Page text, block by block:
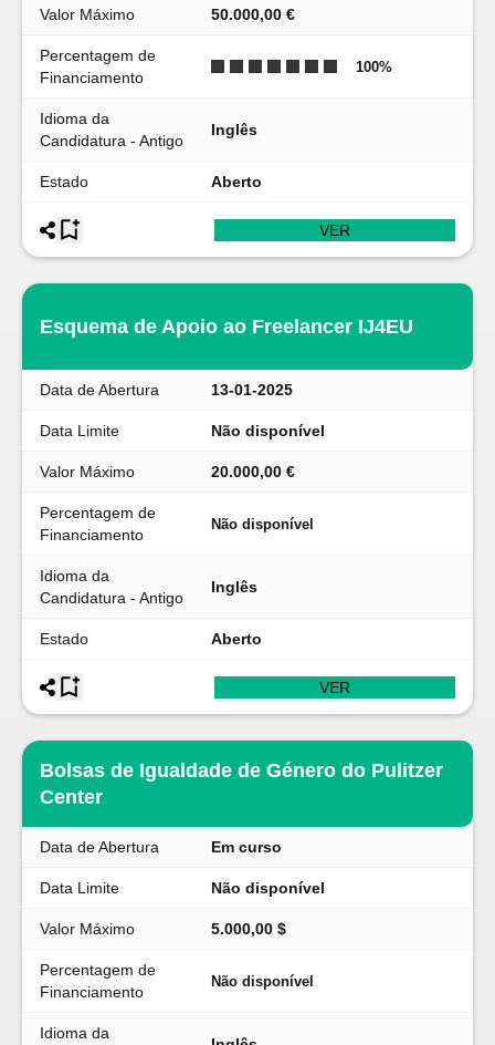
Valor Máximo 50.000,00 €
Percentagem de
Financiamento
100%
Idioma da
Candidatura - Antigo
Inglês
Estado Aberto
VER
Esquema de Apoio ao Freelancer IJ4EU
Data de Abertura 13-01-2025
Data Limite Não disponível
Valor Máximo 20.000,00 €
Percentagem de
Financiamento
Não disponível
Idioma da
Candidatura - Antigo
Inglês
Estado Aberto
VER
Bolsas de Igualdade de Género do Pulitzer
Center
Data de Abertura Em curso
Data Limite Não disponível
Valor Máximo 5.000,00 $
Percentagem de
Financiamento
Não disponível
Idioma da